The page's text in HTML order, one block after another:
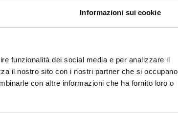
Informazioni sui cookie
funzionalità dei social media e per analizzare il
il nostro sito con i nostri partner che si occupano
con altre informazioni che ha fornito loro o
Google+ Pinterest